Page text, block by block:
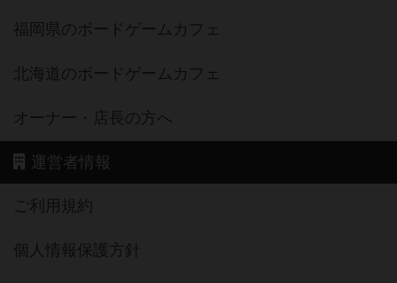
福岡県のボードゲームカフェ
北海道のボードゲームカフェ
オーナー・店長の方へ
運営者情報
ご利用規約
個人情報保護方針